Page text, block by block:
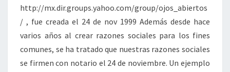
http://mx.dir.groups.yahoo.com/group/ojos_abiertos
/ , fue creada el 24 de nov 1999 Además desde hace
varios años al crear razones sociales para los fines
comunes, se ha tratado que nuestras razones sociales
se firmen con notario el 24 de noviembre. Un ejemplo